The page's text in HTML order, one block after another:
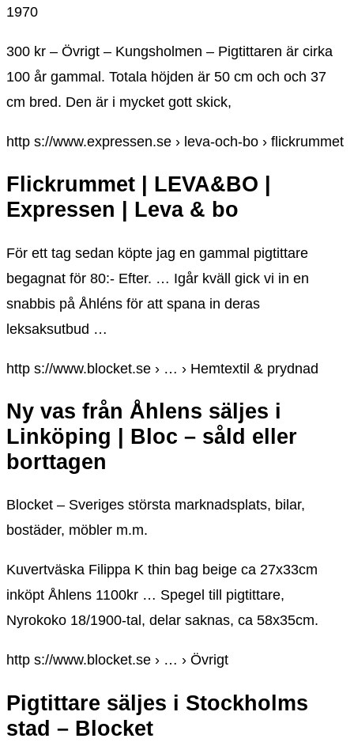
1970
300 kr – Övrigt – Kungsholmen – Pigtittaren är cirka
100 år gammal. Totala höjden är 50 cm och och 37
cm bred. Den är i mycket gott skick,
http s://www.expressen.se › leva-och-bo › flickrummet
Flickrummet | LEVA&BO |
Expressen | Leva & bo
För ett tag sedan köpte jag en gammal pigtittare
begagnat för 80:- Efter. … Igår kväll gick vi in en
snabbis på Åhléns för att spana in deras
leksaksutbud …
http s://www.blocket.se › … › Hemtextil & prydnad
Ny vas från Åhlens säljes i
Linköping | Bloc – såld eller
borttagen
Blocket – Sveriges största marknadsplats, bilar,
bostäder, möbler m.m.
Kuvertväska Filippa K thin bag beige ca 27x33cm
inköpt Åhlens 1100kr … Spegel till pigtittare,
Nyrokoko 18/1900-tal, delar saknas, ca 58x35cm.
http s://www.blocket.se › … › Övrigt
Pigtittare säljes i Stockholms
stad – Blocket